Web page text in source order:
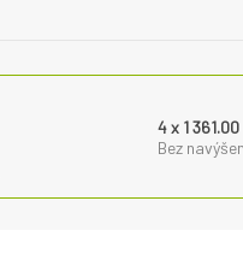
4 x 1 361.00
Bez